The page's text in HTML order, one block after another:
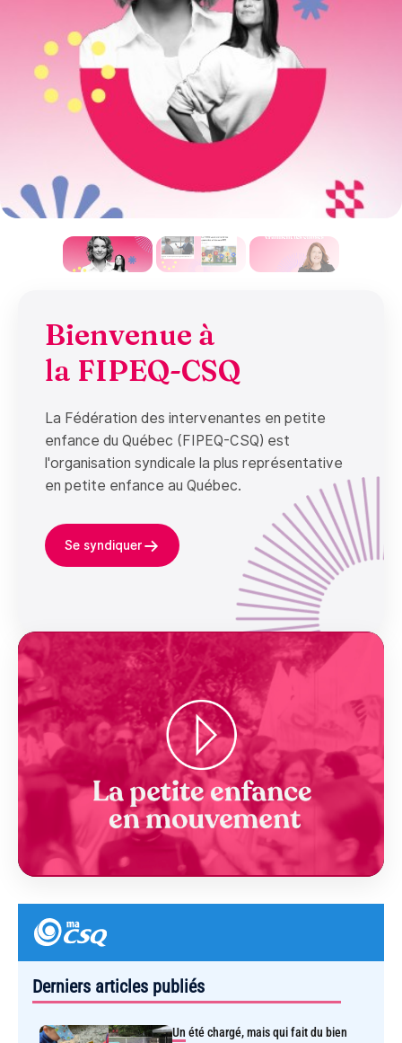
Bienvenue à
la FIPEQ-CSQ
La Fédération des intervenantes en petite
enfance du Québec (FIPEQ-CSQ) est
l'organisation syndicale la plus représentative
en petite enfance au Québec.
Se syndiquer→